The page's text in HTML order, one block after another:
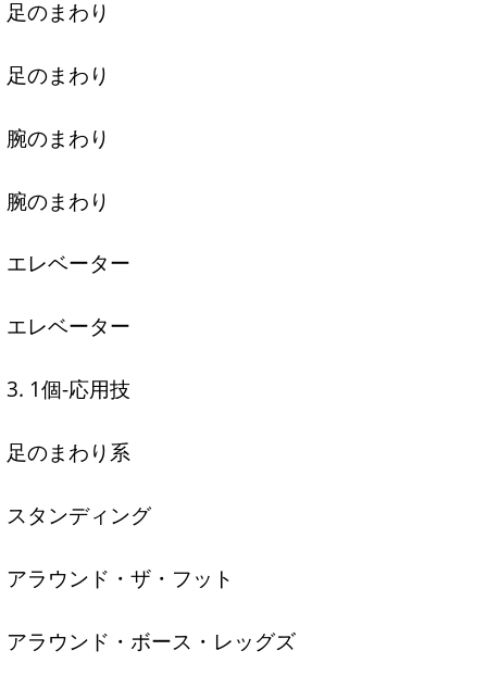
足のまわり
足のまわり
腕のまわり
腕のまわり
エレベーター
エレベーター
3. 1個-応用技
足のまわり系
スタンディング
アラウンド・ザ・フット
アラウンド・ボース・レッグズ